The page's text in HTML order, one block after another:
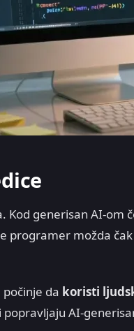
Kod generisan AI-om
programer možda
da koristi
AI-